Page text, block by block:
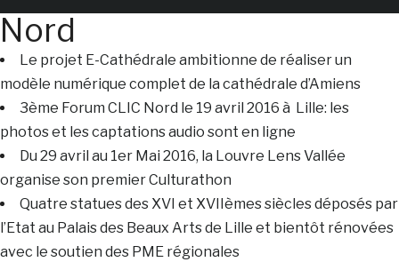
Nord
Le projet E-Cathédrale ambitionne de réaliser un
modèle numérique complet de la cathédrale d’Amiens
3ème Forum CLIC Nord le 19 avril 2016 à Lille: les
photos et les captations audio sont en ligne
Du 29 avril au 1er Mai 2016, la Louvre Lens Vallée
organise son premier Culturathon
Quatre statues des XVI et XVIIèmes siècles déposés par
l’Etat au Palais des Beaux Arts de Lille et bientôt rénovées
avec le soutien des PME régionales